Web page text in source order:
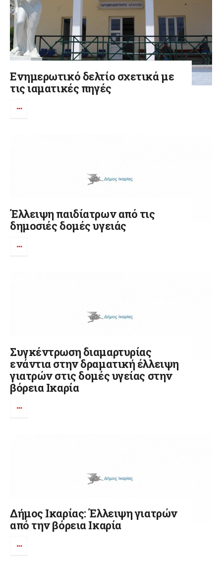
Ενημερωτικό δελτίο σχετικά με
τις ιαματικές πηγές
Έλλειψη παιδίατρων από τις
δημοσιές δομές υγειάς
Συγκέντρωση διαμαρτυρίας
ενάντια στην δραματική έλλειψη
γιατρών στις δομές υγείας στην
βόρεια Ικαρία
Δήμος Ικαρίας: Έλλειψη γιατρών
από την βόρεια Ικαρία